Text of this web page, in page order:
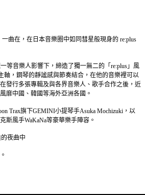
一曲在，在日本音樂圈中如同彗星般現身的 re:plus
等音樂人影響下，締造了獨一無二的「re:plus」風
軸，鋼琴的靜謐感與節奏結合，在他的音樂裡可以
發行多張專輯及與各界音樂人、歌手合作之後，近
靡中國、韓國等海外亞洲各國。
Trax旗下GEMINI小提琴手Asuka Mochizuki，以
斯風手WaKaNa等豪華樂手陣容。
的夜曲中